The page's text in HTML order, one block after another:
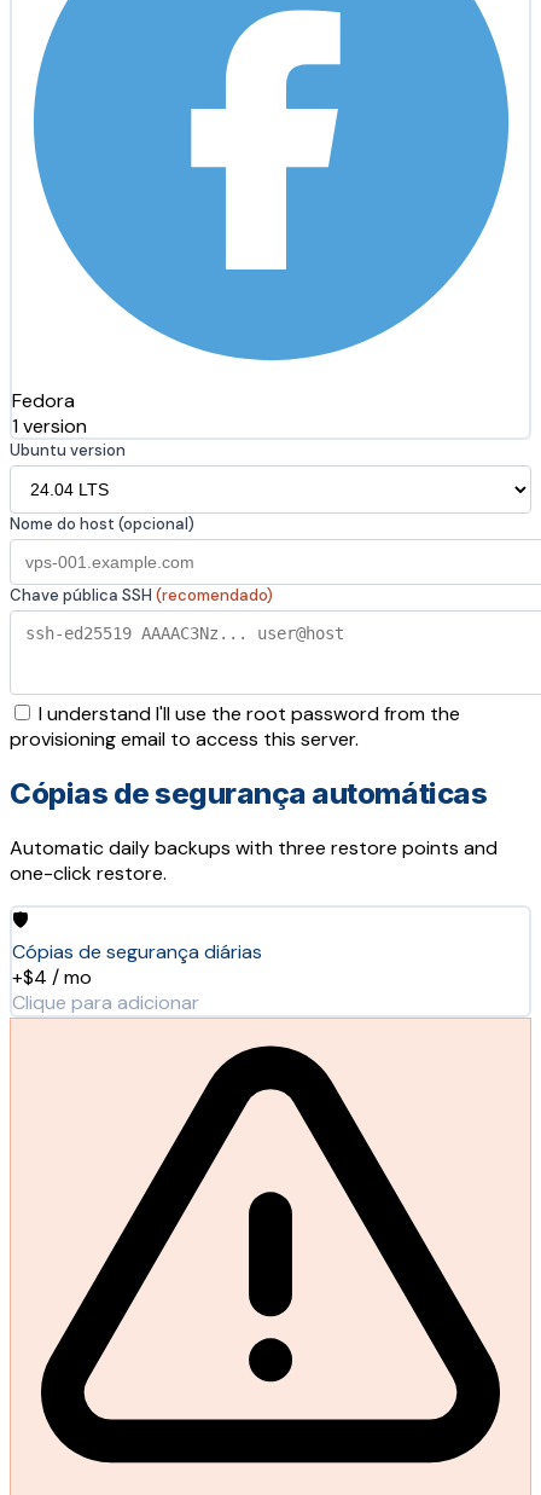
Fedora
1 version
Ubuntu version
Nome do host (opcional)
Chave pública SSH (recomendado)
I understand I'll use the root password from the
provisioning email to access this server.
Cópias de segurança automáticas
Automatic daily backups with three restore points and
one-click restore.
🛡️
Cópias de segurança diárias
+$4 / mo
Clique para adicionar